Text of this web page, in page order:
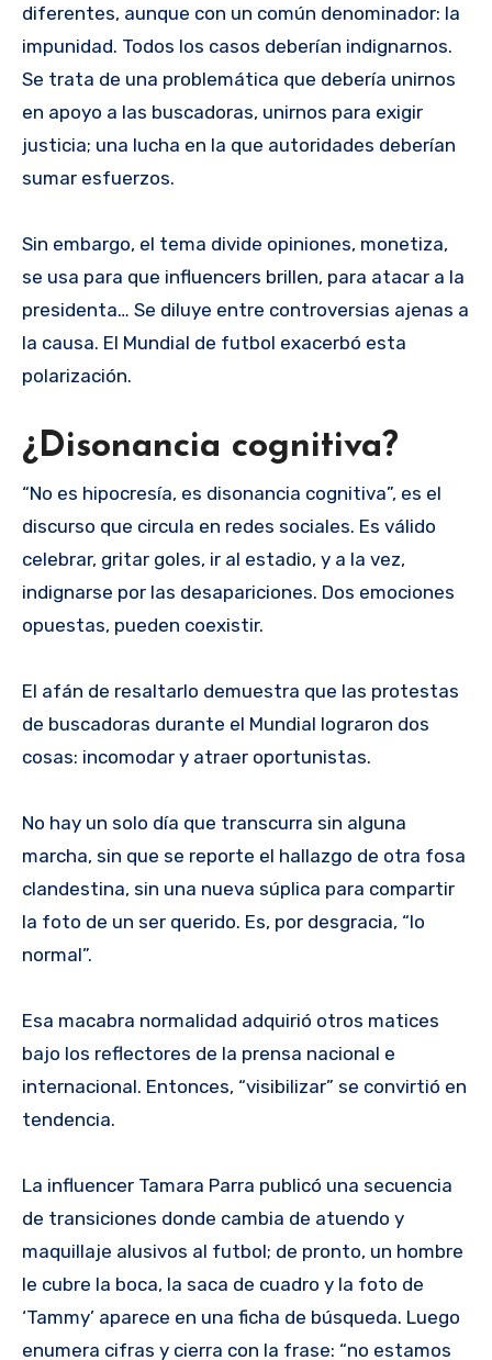
diferentes, aunque con un común denominador: la
impunidad. Todos los casos deberían indignarnos.
Se trata de una problemática que debería unirnos
en apoyo a las buscadoras, unirnos para exigir
justicia; una lucha en la que autoridades deberían
sumar esfuerzos.
Sin embargo, el tema divide opiniones, monetiza,
se usa para que influencers brillen, para atacar a la
presidenta… Se diluye entre controversias ajenas a
la causa. El Mundial de futbol exacerbó esta
polarización.
¿Disonancia cognitiva?
“No es hipocresía, es disonancia cognitiva”, es el
discurso que circula en redes sociales. Es válido
celebrar, gritar goles, ir al estadio, y a la vez,
indignarse por las desapariciones. Dos emociones
opuestas, pueden coexistir.
El afán de resaltarlo demuestra que las protestas
de buscadoras durante el Mundial lograron dos
cosas: incomodar y atraer oportunistas.
No hay un solo día que transcurra sin alguna
marcha, sin que se reporte el hallazgo de otra fosa
clandestina, sin una nueva súplica para compartir
la foto de un ser querido. Es, por desgracia, “lo
normal”.
Esa macabra normalidad adquirió otros matices
bajo los reflectores de la prensa nacional e
internacional. Entonces, “visibilizar” se convirtió en
tendencia.
La influencer Tamara Parra publicó una secuencia
de transiciones donde cambia de atuendo y
maquillaje alusivos al futbol; de pronto, un hombre
le cubre la boca, la saca de cuadro y la foto de
‘Tammy’ aparece en una ficha de búsqueda. Luego
enumera cifras y cierra con la frase: “no estamos